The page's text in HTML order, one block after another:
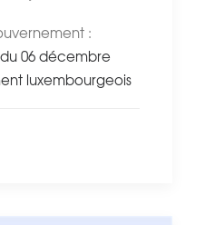
:
06 décembre
luxembourgeois